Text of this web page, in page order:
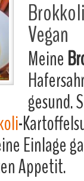
Vegan
Meine
gesund.
-
Einlage
Appetit.